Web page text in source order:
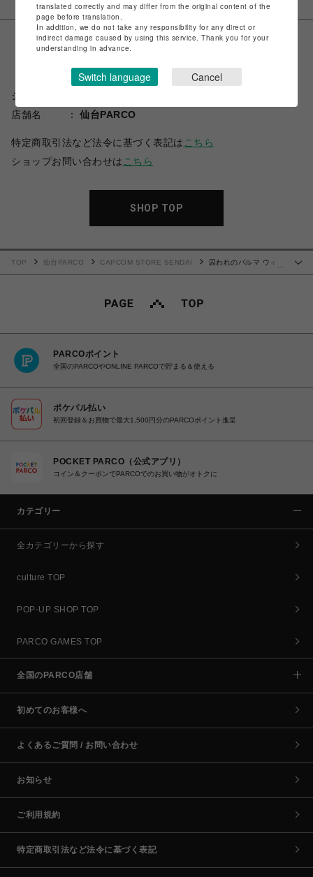
ショップ名
店舗名
仙台PARCO
特定商取引法など法令に基づく表記は こちら
ショップお問い合わせは こちら
SHOP TOP
TOP 仙台PARCO CAPCOM STORE SENDAI
囚われのパルマ ウィン
PARCOポイント
全国のPARCOやONLINE PARCOで貯まる＆使える
ポケパル払い
初回登録＆お買物で最大1,500円分のPARCOポイント進呈
POCKET PARCO（公式アプリ）
コイン＆クーポンでPARCOでのお買い物がオトクに
カテゴリー
全カテゴリーから探す
culture TOP
POP-UP SHOP TOP
PARCO GAMES TOP
全国のPARCO店舗
初めてのお客様へ
よくあるご質問 / お問い合わせ
お知らせ
ご利用規約
特定商取引法など法令に基づく表記
translated correctly and may differ from the original content of the
page before translation.
In addition, we do not take any responsibility for any direct or
indirect damage caused by using this service. Thank you for your
understanding in advance.
Switch language Cancel